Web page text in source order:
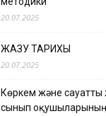
20.07.2025
ЖАЗУ ТАРИХЫ
20.07.2025
Көркем және
сынып оқушыларының